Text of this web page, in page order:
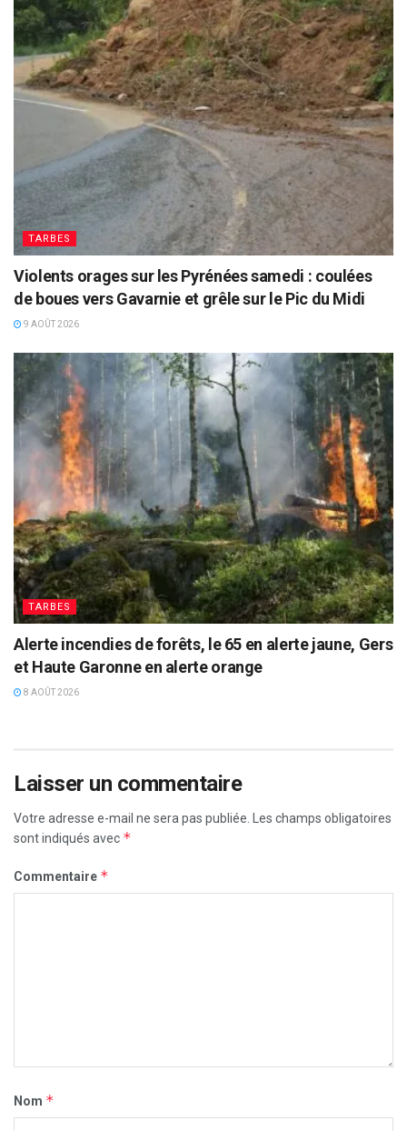
TARBES
Violents orages sur les Pyrénées samedi : coulées
de boues vers Gavarnie et grêle sur le Pic du Midi
9 AOÛT 2026
TARBES
Alerte incendies de forêts, le 65 en alerte jaune, Gers
et Haute Garonne en alerte orange
8 AOÛT 2026
Laisser un commentaire
Votre adresse e-mail ne sera pas publiée. Les champs obligatoires
sont indiqués avec *
Commentaire *
Nom *